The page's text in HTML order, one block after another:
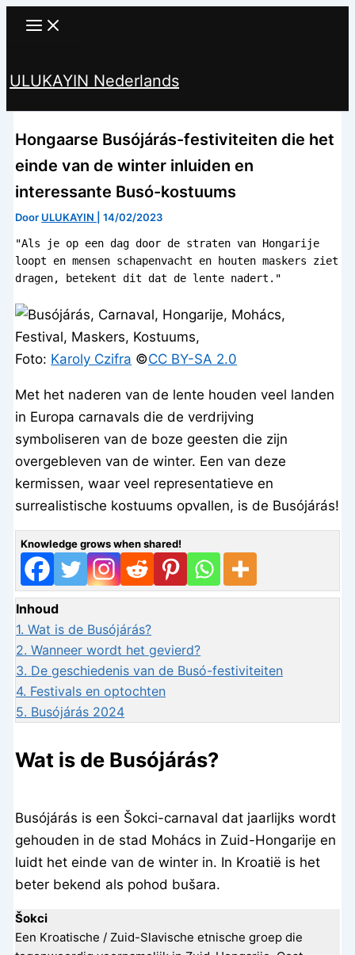
inhoud
ULUKAYIN Nederlands
Hongaarse Busójárás-festiviteiten die het
einde van de winter inluiden en
interessante Busó-kostuums
Door ULUKAYIN |14/02/2023
"Als je op een dag door de straten van Hongarije
loopt en mensen schapenvacht en houten maskers ziet
dragen, betekent dit dat de lente nadert."
Foto: Karoly Czifra ©️CC BY-SA 2.0
Met het naderen van de lente houden veel landen
in Europa carnavals die de verdrijving
symboliseren van de boze geesten die zijn
overgebleven van de winter. Een van deze
kermissen, waar veel representatieve en
surrealistische kostuums opvallen, is de Busójárás!
Knowledge grows when shared!
Inhoud
1. Wat is de Busójárás?
2. Wanneer wordt het gevierd?
3. De geschiedenis van de Busó-festiviteiten
4. Festivals en optochten
5. Busójárás 2024
Wat is de Busójárás?
Busójárás is een Šokci-carnaval dat jaarlijks wordt
gehouden in de stad Mohács in Zuid-Hongarije en
luidt het einde van de winter in. In Kroatië is het
beter bekend als pohod bušara.
Šokci
Een Kroatische / Zuid-Slavische etnische groep die